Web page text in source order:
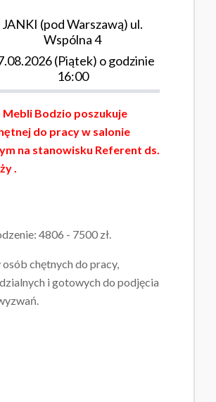
JANKI (pod Warszawą) ul.
Wspólna 4
(Piątek) o godzinie
16:00
Mebli Bodzio poszukuje
do pracy w salonie
na stanowisku Referent ds.
.
4806 - 7500 zł.
osób chętnych do pracy,
i gotowych do podjęcia